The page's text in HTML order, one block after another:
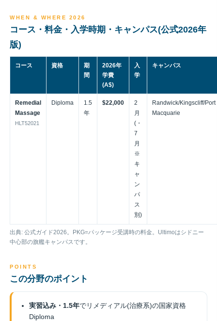
WHEN & WHERE 2026
コース・料金・入学時期・キャンパス(公式2026年
版)
コース 資格
期
間
2026年
学費
(A$)
入
学
キャンパス
Remedial
Massage
HLT52021
Diploma
1.5
年
$22,000
2
月
(・
7
月
※
キ
ャ
ン
パ
ス
別)
Randwick/Kingscliff/Port
Macquarie
出典: 公式ガイド2026。PKG=パッケージ受講時の料金。Ultimoはシドニー
中心部の旗艦キャンパスです。
POINTS
この分野のポイント
実習込み・1.5年でリメディアル(治療系)の国家資格
Diploma